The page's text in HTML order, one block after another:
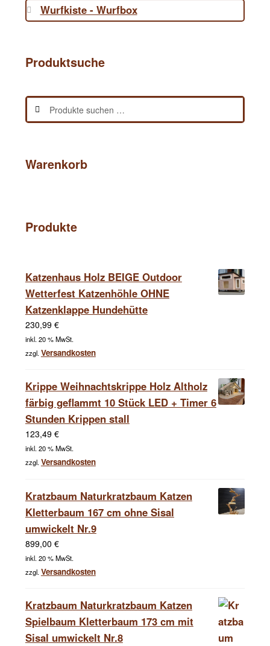
Wurfkiste - Wurfbox
Produktsuche
Suchen
Suchen
Warenkorb
Produkte
Katzenhaus Holz BEIGE Outdoor
Wetterfest Katzenhöhle OHNE
Katzenklappe Hundehütte
230,99 €
inkl. 20 % MwSt.
zzgl. Versandkosten
Krippe Weihnachtskrippe Holz Altholz
färbig geflammt 10 Stück LED + Timer 6
Stunden Krippen stall
123,49 €
inkl. 20 % MwSt.
zzgl.Versandkosten
Kratzbaum Naturkratzbaum Katzen
Kletterbaum 167 cm ohne Sisal
umwickelt Nr.9
899,00 €
inkl. 20 % MwSt.
zzgl. Versandkosten
Kratzbaum Naturkratzbaum Katzen
Spielbaum Kletterbaum 173 cm mit
Sisal umwickelt Nr.8